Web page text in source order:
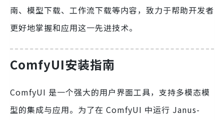
南、模型下载、工作流下载等内容，致力于帮助开发者
更好地掌握和应用这一先进技术。
ComfyUI安装指南
ComfyUI 是一个强大的用户界面工具，支持多模态模
型的集成与应用。为了在 ComfyUI 中运行 Janus-